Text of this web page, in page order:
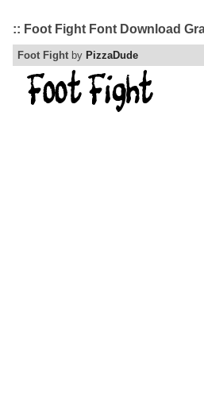
:: Foot Fight Font Download
Foot Fight by PizzaDude